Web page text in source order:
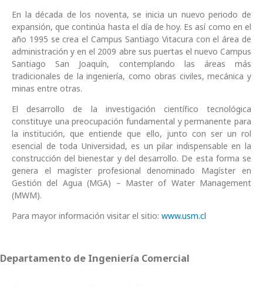
En la década de los noventa, se inicia un nuevo periodo de
expansión, que continúa hasta el día de hoy. Es así como en el
año 1995 se crea el Campus Santiago Vitacura con el área de
administración y en el 2009 abre sus puertas el nuevo Campus
Santiago San Joaquín, contemplando las áreas más
tradicionales de la ingeniería, como obras civiles, mecánica y
minas entre otras.
El desarrollo de la investigación científico tecnológica
constituye una preocupación fundamental y permanente para
la institución, que entiende que ello, junto con ser un rol
esencial de toda Universidad, es un pilar indispensable en la
construcción del bienestar y del desarrollo. De esta forma se
genera el magíster profesional denominado Magíster en
Gestión del Agua (MGA) – Master of Water Management
(MWM).
Para mayor información visitar el sitio: www.usm.cl
Departamento de Ingeniería Comercial